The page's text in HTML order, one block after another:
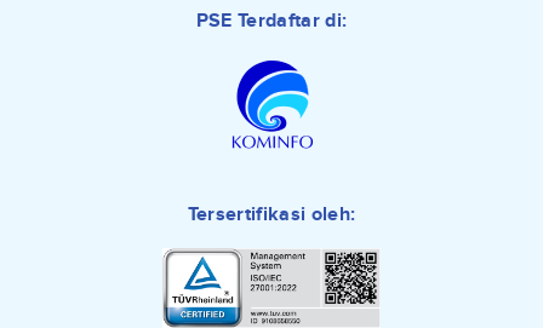
PSE Terdaftar di:
Tersertifikasi oleh: